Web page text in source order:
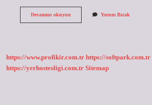
Devamını okuyun36
Yorum Bırak
https://www.profikir.com.tr https://softpark.com.tr
https://yerhostesligi.com.tr Sitemap